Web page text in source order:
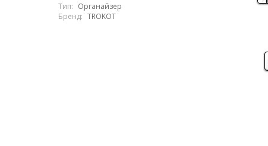
Тип: Органайзер
Бренд: TROKOT